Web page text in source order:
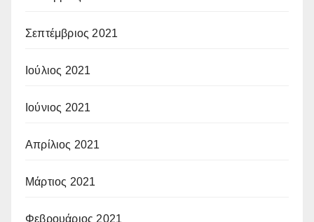
Σεπτέμβριος 2021
Ιούλιος 2021
Ιούνιος 2021
Απρίλιος 2021
Μάρτιος 2021
Φεβρουάριος 2021